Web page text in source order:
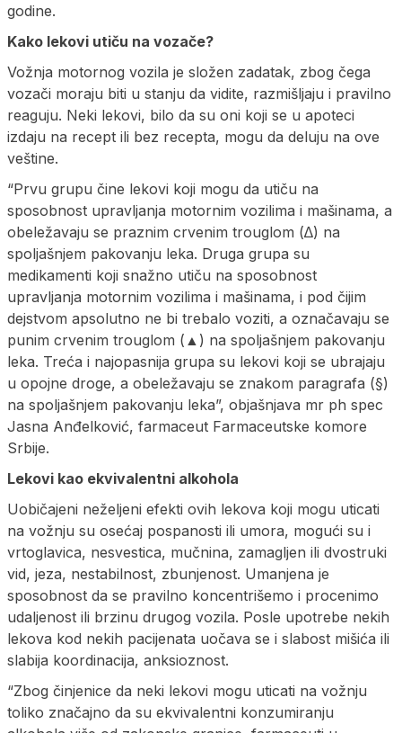
godine.
Kako lekovi utiču na vozače?
Vožnja motornog vozila je složen zadatak, zbog čega
vozači moraju biti u stanju da vidite, razmišljaju i pravilno
reaguju. Neki lekovi, bilo da su oni koji se u apoteci
izdaju na recept ili bez recepta, mogu da deluju na ove
veštine.
“Prvu grupu čine lekovi koji mogu da utiču na
sposobnost upravljanja motornim vozilima i mašinama, a
obeležavaju se praznim crvenim trouglom (∆) na
spoljašnjem pakovanju leka. Druga grupa su
medikamenti koji snažno utiču na sposobnost
upravljanja motornim vozilima i mašinama, i pod čijim
dejstvom apsolutno ne bi trebalo voziti, a označavaju se
punim crvenim trouglom (▲) na spoljašnjem pakovanju
leka. Treća i najopasnija grupa su lekovi koji se ubrajaju
u opojne droge, a obeležavaju se znakom paragrafa (§)
na spoljašnjem pakovanju leka”, objašnjava mr ph spec
Jasna Anđelković, farmaceut Farmaceutske komore
Srbije.
Lekovi kao ekvivalentni alkohola
Uobičajeni neželjeni efekti ovih lekova koji mogu uticati
na vožnju su osećaj pospanosti ili umora, mogući su i
vrtoglavica, nesvestica, mučnina, zamagljen ili dvostruki
vid, jeza, nestabilnost, zbunjenost. Umanjena je
sposobnost da se pravilno koncentrišemo i procenimo
udaljenost ili brzinu drugog vozila. Posle upotrebe nekih
lekova kod nekih pacijenata uočava se i slabost mišića ili
slabija koordinacija, anksioznost.
“Zbog činjenice da neki lekovi mogu uticati na vožnju
toliko značajno da su ekvivalentni konzumiranju